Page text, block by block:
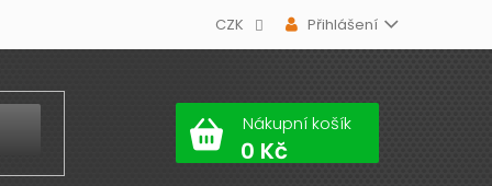
CZK Přihlášení
Nákupní košík